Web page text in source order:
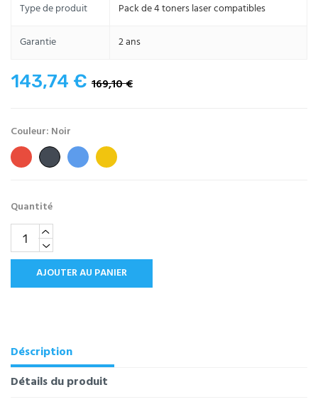
Type de produit Pack de 4 toners laser compatibles
Garantie 2 ans
143,74 € 169,10 €
Couleur: Noir
RougeNoir Bleu Jaune
Quantité
AJOUTER AU PANIER
Déscription
Détails du produit